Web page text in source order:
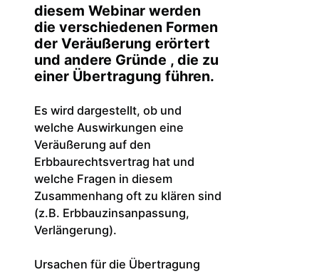
diesem Webinar werden
die verschiedenen Formen
der Veräußerung erörtert
und andere Gründe , die zu
einer Übertragung führen.
Es wird dargestellt, ob und
welche Auswirkungen eine
Veräußerung auf den
Erbbaurechtsvertrag hat und
welche Fragen in diesem
Zusammenhang oft zu klären sind
(z.B. Erbbauzinsanpassung,
Verlängerung).
Ursachen für die Übertragung